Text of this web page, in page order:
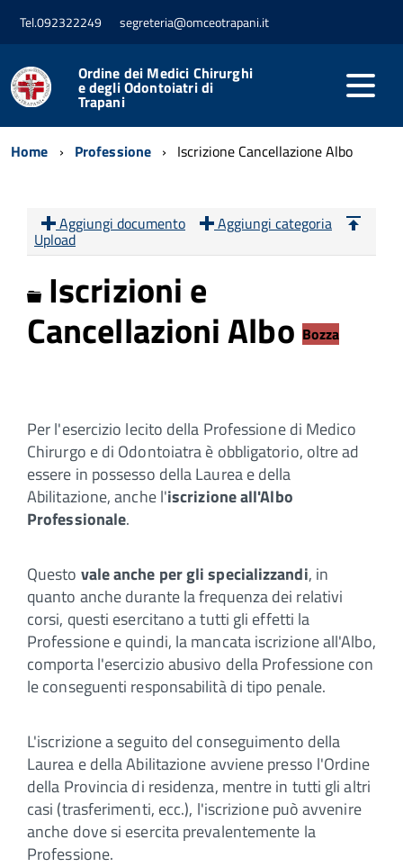
Tel.092322249 segreteria@omceotrapani.it
Ordine dei Medici Chirurghi
e degli Odontoiatri di
Trapani
Home Professione Iscrizione Cancellazione Albo
Aggiungi documento Aggiungi categoria
Upload
Cartella
Iscrizioni e
Cancellazioni Albo Bozza
Per l'esercizio lecito della Professione di Medico
Chirurgo e di Odontoiatra è obbligatorio, oltre ad
essere in possesso della Laurea e della
Abilitazione, anche l'iscrizione all'Albo
Professionale.
Questo vale anche per gli specializzandi, in
quanto anche durante la frequenza dei relativi
corsi, questi esercitano a tutti gli effetti la
Professione e quindi, la mancata iscrizione all'Albo,
comporta l'esercizio abusivo della Professione con
le conseguenti responsabilità di tipo penale.
L'iscrizione a seguito del conseguimento della
Laurea e della Abilitazione avviene presso l'Ordine
della Provincia di residenza, mentre in tutti gli altri
casi (trasferimenti, ecc.), l'iscrizione può avvenire
anche dove si esercita prevalentemente la
Professione.